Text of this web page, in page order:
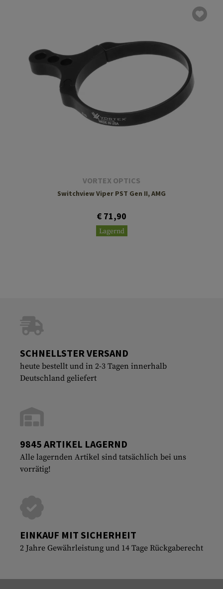
VORTEX OPTICS
Switchview Viper PST Gen II, AMG
€ 71,90
Lagernd
SCHNELLSTER VERSAND
heute bestellt und in 2-3 Tagen innerhalb
Deutschland geliefert
9845 ARTIKEL LAGERND
Alle lagernden Artikel sind tatsächlich bei uns
vorrätig!
EINKAUF MIT SICHERHEIT
2 Jahre Gewährleistung und 14 Tage Rückgaberecht